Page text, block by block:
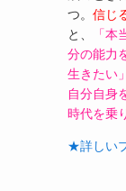
つ。 信じ
と、
「
分の能力
生きたい」
自分自身
時代を乗
★詳しい